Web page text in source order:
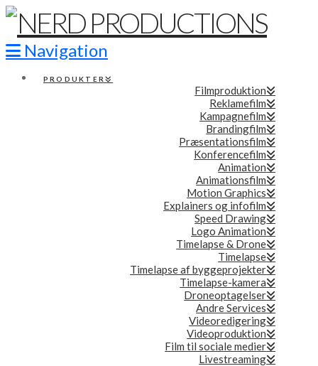
Navigation
PRODUKTER
Filmproduktion
Reklamefilm
Kampagnefilm
Brandingfilm
Præsentationsfilm
Konferencefilm
Animation
Animationsfilm
Motion Graphics
Explainers og infofilm
Speed Drawing
Logo Animation
Timelapse & Drone
Timelapse
Timelapse af byggeprojekter
Timelapse-kamera
Droneoptagelser
Andre Services
Videoredigering
Videoproduktion
Film til sociale medier
Livestreaming